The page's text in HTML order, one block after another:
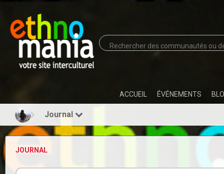
ACCUEIL ÉVÉNEMENTS
Journal
JOURNAL